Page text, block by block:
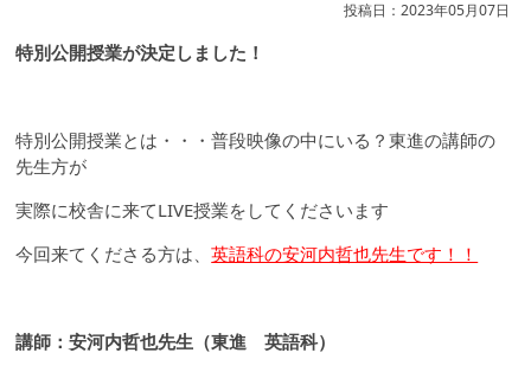
投稿日：2023年05月07日
特別公開授業が決定しました！
特別公開授業とは・・・普段映像の中にいる？東進の講師の
先生方が
実際に校舎に来てLIVE授業をしてくださいます
今回来てくださる方は、英語科の安河内哲也先生です！！
講師：安河内哲也先生（東進 英語科）